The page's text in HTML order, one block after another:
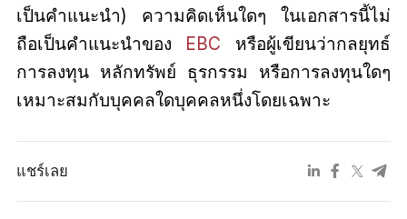
เป็นคำแนะนำ) ความคิดเห็นใดๆ ในเอกสารนี้ไม่
ถือเป็นคำแนะนำของ EBC หรือผู้เขียนว่ากลยุทธ์
การลงทุน หลักทรัพย์ ธุรกรรม หรือการลงทุนใดๆ
เหมาะสมกับบุคคลใดบุคคลหนึ่งโดยเฉพาะ
แชร์เลย